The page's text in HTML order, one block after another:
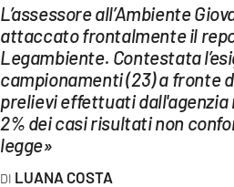
LAC ONAIR
LaC
Network
LACPLAY.IT
L’assessore all’Ambiente
attaccato frontalmente il
Legambiente. Contestata
campionamenti (23) a fronte
prelievi effettuati dall'agenzia
2% dei casi risultati non
legge»
LUANA COSTA